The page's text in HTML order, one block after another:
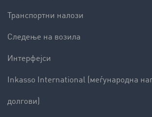
Транспортни налози
Следење на возила
Интерфејси
Inkasso International (меѓународна
долгови)